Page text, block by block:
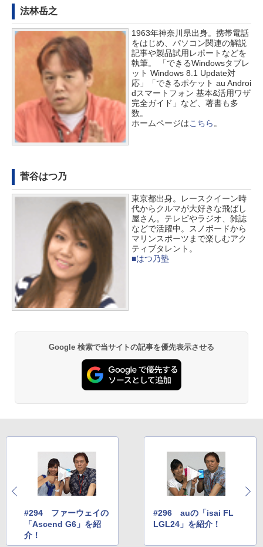
法林岳之
1963年神奈川県出身。携帯電話
をはじめ、パソコン関連の解説
記事や製品試用レポートなどを
執筆。 「できるWindowsタブレ
ット Windows 8.1 Update対
応」「できるポケット au Androi
dスマートフォン 基本&活用ワザ
完全ガイド」など、著書も多
数。
ホームページはこちら 。
菅谷はつ乃
東京都出身。レースクイーン時
代からクルマが大好きな飛ばし
屋さん。テレビやラジオ、雑誌
などで活躍中。スノボードから
マリンスポーツまで楽しむアク
ティブタレント。
■はつ乃塾
Google 検索で当サイトの記事を優先表示させる
#294 ファーウェイの
「Ascend G6」を紹
介！
#296 auの「isai FL
LGL24」を紹介！